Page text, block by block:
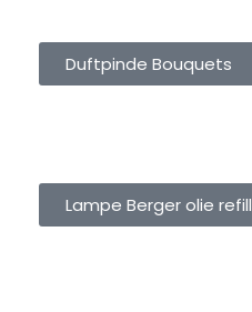
Duftpinde Bouquets
Lampe Berger olie refill